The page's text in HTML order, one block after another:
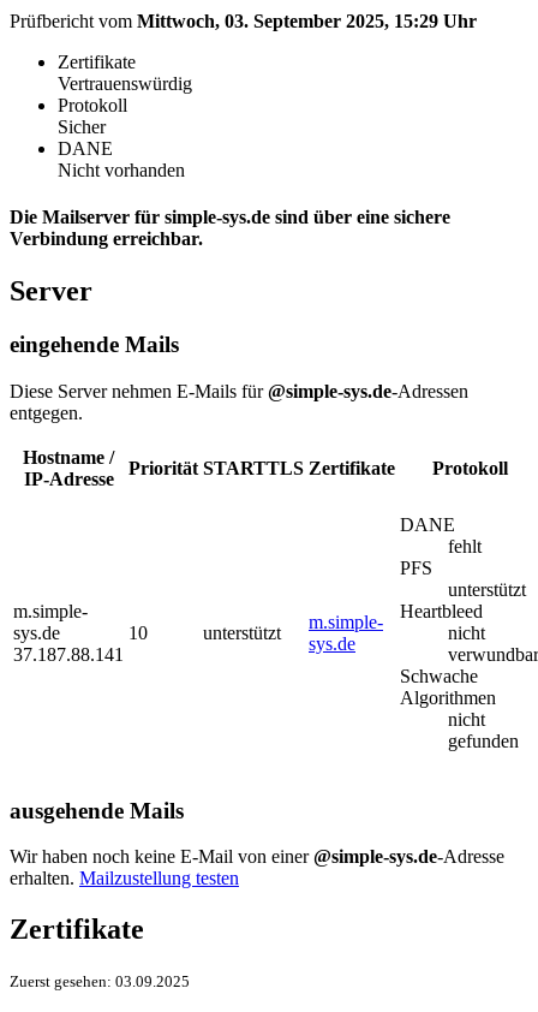
Prüfbericht vom Mittwoch, 03. September 2025, 15:29 Uhr
Zertifikate
Vertrauenswürdig
Protokoll
Sicher
DANE
Nicht vorhanden
Die Mailserver für simple-sys.de sind über eine sichere
Verbindung erreichbar.
Server
eingehende Mails
Diese Server nehmen E-Mails für@simple-sys.de-Adressen
entgegen.
Hostname /
IP-Adresse
Priorität STARTTLS Zertifikate Protokoll
m.simple-
sys.de
37.187.88.141
10 unterstützt
m.simple-
sys.de
DANE
fehlt
PFS
unterstützt
Heartbleed
nicht
verwundbar
Schwache
Algorithmen
nicht
gefunden
ausgehende Mails
Wir haben noch keine E-Mail von einer@simple-sys.de-Adresse
erhalten. Mailzustellung testen
Zertifikate
Zuerst gesehen: 03.09.2025